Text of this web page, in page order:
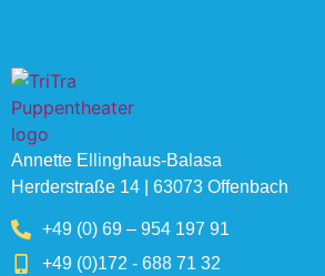
Annette Ellinghaus-Balasa
Herderstraße 14 | 63073 Offenbach
+49 (0) 69 – 954 197 91
+49 (0)172 - 688 71 32